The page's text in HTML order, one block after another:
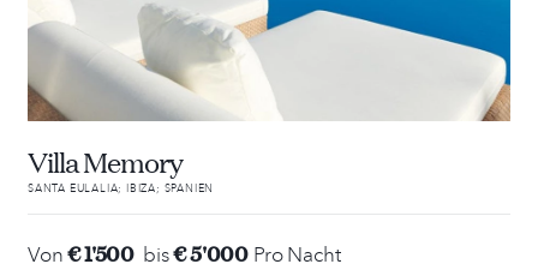
Villa Memory
SANTA EULALIA; IBIZA; SPANIEN
Von€ 1'500 bis€ 5'000 Pro Nacht